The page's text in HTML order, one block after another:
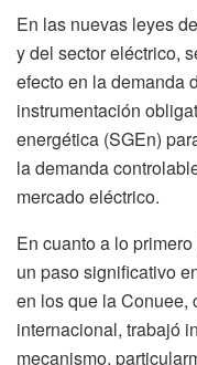
En las nuevas leyes
y del sector eléctrico,
efecto en la demanda
instrumentación
energética (SGEn)
la demanda
mercado eléctrico.
En cuanto a lo
un paso significativo
en los que la Conuee,
internacional, trabajó
mecanismo,